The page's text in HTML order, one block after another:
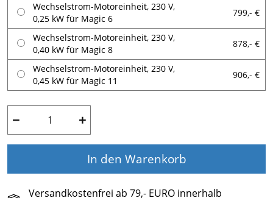
Wechselstrom-Motoreinheit, 230 V,
0,25 kW für Magic 6
799,- €
Wechselstrom-Motoreinheit, 230 V,
0,40 kW für Magic 8
878,- €
Wechselstrom-Motoreinheit, 230 V,
0,45 kW für Magic 11
906,- €
− +
In den Warenkorb
Versandkostenfrei ab 79,- EURO innerhalb